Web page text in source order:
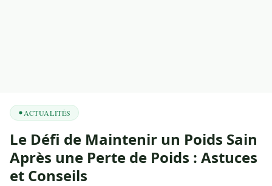
ACTUALITÉS
Le Défi de Maintenir un Poids Sain
Après une Perte de Poids : Astuces
et Conseils